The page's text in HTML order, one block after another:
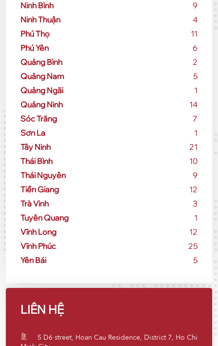
Ninh Bình
9
Ninh Thuận
4
Phú Thọ
11
Phú Yên
6
Quảng Bình
2
Quảng Nam
5
Quảng Ngãi
1
Quảng Ninh
14
Sóc Trăng
7
Sơn La
1
Tây Ninh
21
Thái Bình
10
Thái Nguyên
9
Tiền Giang
12
Trà Vinh
3
Tuyên Quang
1
Vĩnh Long
12
Vĩnh Phúc
25
Yên Bái
5
LIÊN HỆ
5 D6 street, Hoan Cau Residence, District 7, Ho Chi